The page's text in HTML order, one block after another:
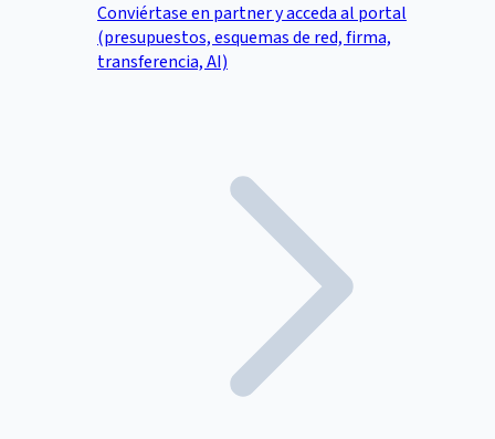
Conviértase en partner y acceda al portal
(presupuestos, esquemas de red, firma,
transferencia, AI)